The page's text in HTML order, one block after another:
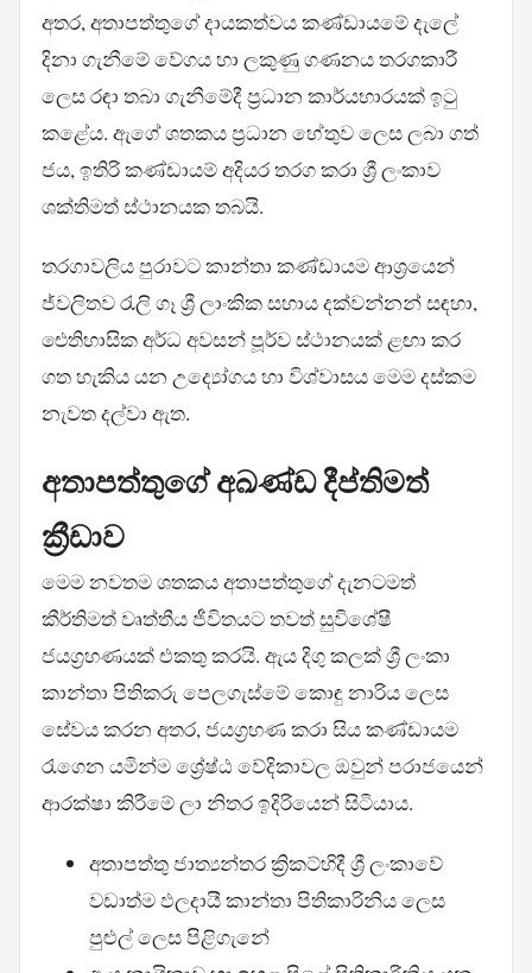
අතර, අතාපත්තුගේ දායකත්වය කණ්ඩායමේ දැලේ
දිනා ගැනීමේ වේගය හා ලකුණු ගණනය තරගකාරී
ලෙස රඳා තබා ගැනීමේදී ප්‍රධාන කාර්යභාරයක් ඉටු
කළේය. ඇගේ ශතකය ප්‍රධාන හේතුව ලෙස ලබා ගත්
ජය, ඉතිරි කණ්ඩායම් අදියර තරග කරා ශ්‍රී ලංකාව
ශක්තිමත් ස්ථානයක තබයි.
තරගාවලිය පුරාවට කාන්තා කණ්ඩායම ආශ්‍රයෙන්
ජ්වලිතව රැලි ගෑ ශ්‍රී ලාංකික සහාය දක්වන්නන් සඳහා,
ඓතිහාසික අර්ධ අවසන් පූර්ව ස්ථානයක් ළඟා කර
ගත හැකිය යන උද්‍යෝගය හා විශ්වාසය මෙම දස්කම
නැවත දල්වා ඇත.
අතාපත්තුගේ අඛණ්ඩ දීප්තිමත්
ක්‍රීඩාව
මෙම නවතම ශතකය අතාපත්තුගේ දැනටමත්
කීර්තිමත් වෘත්තීය ජීවිතයට තවත් සුවිශේෂී
ජයග්‍රහණයක් එකතු කරයි. ඇය දිගු කලක් ශ්‍රී ලංකා
කාන්තා පිතිකරු පෙලගැස්මේ කොඳු නාරිය ලෙස
සේවය කරන අතර, ජයග්‍රහණ කරා සිය කණ්ඩායම
රැගෙන යමින්ම ශ්‍රේෂ්ඨ වේදිකාවල ඔවුන් පරාජයෙන්
ආරක්ෂා කිරීමේ ලා නිතර ඉදිරියෙන් සිටියාය.
අතාපත්තු ජාත්‍යන්තර ක්‍රිකට්හිදී ශ්‍රී ලංකාවේ
වඩාත්ම ඵලදායී කාන්තා පිතිකාරිනිය ලෙස
පුළුල් ලෙස පිළිගැනේ